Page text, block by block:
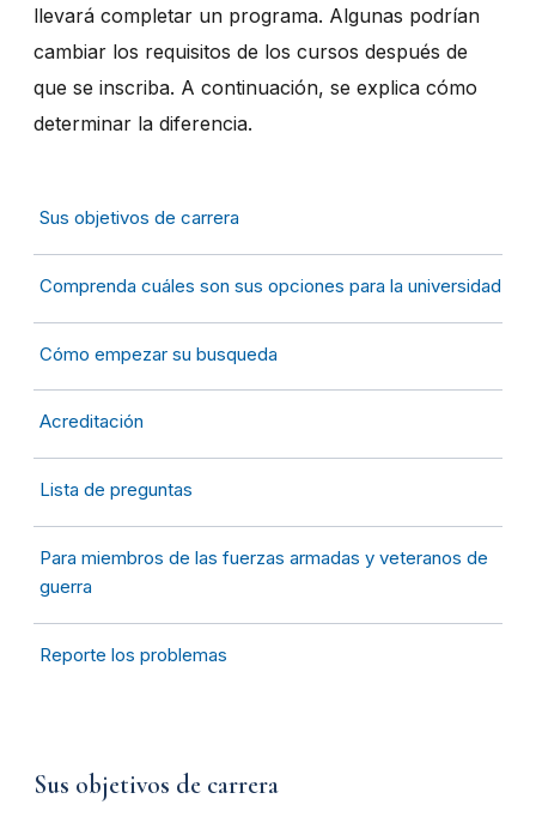
llevará completar un programa. Algunas podrían
cambiar los requisitos de los cursos después de
que se inscriba. A continuación, se explica cómo
determinar la diferencia.
Sus objetivos de carrera
Comprenda cuáles son sus opciones para la universidad
Cómo empezar su busqueda
Acreditación
Lista de preguntas
Para miembros de las fuerzas armadas y veteranos de
guerra
Reporte los problemas
Sus objetivos de carrera